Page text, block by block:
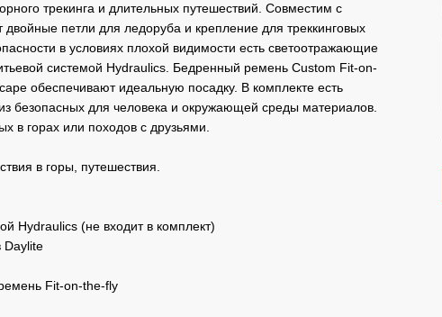
трекинга и длительных путешествий. Совместим с
петли для ледоруба и крепление для треккинговых
в условиях плохой видимости есть светоотражающие
системой Hydraulics. Бедренный ремень Custom Fit-on-
обеспечивают идеальную посадку. В комплекте есть
безопасных для человека и окружающей среды материалов.
в горах или походов с друзьями.
в горы, путешествия.
Hydraulics (не входит в комплект)
Daylite
Fit-on-the-fly